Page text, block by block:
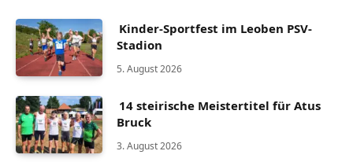
Kinder-Sportfest im Leoben PSV-
Stadion
5. August 2026
14 steirische Meistertitel für Atus
Bruck
3. August 2026